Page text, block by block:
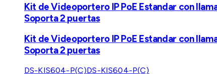
Kit de Videoportero IP PoE Estandar con
Soporta 2 puertas
Kit de Videoportero IP PoE Estandar con
Soporta 2 puertas
DS-KIS604-P(C)DS-KIS604-P(C)